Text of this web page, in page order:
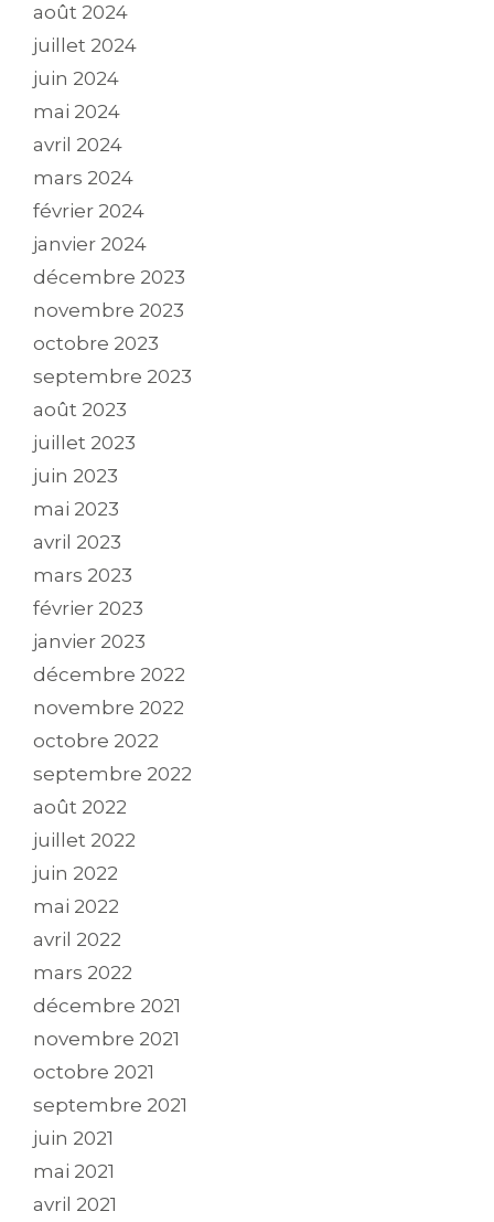
août 2024
juillet 2024
juin 2024
mai 2024
avril 2024
mars 2024
février 2024
janvier 2024
décembre 2023
novembre 2023
octobre 2023
septembre 2023
août 2023
juillet 2023
juin 2023
mai 2023
avril 2023
mars 2023
février 2023
janvier 2023
décembre 2022
novembre 2022
octobre 2022
septembre 2022
août 2022
juillet 2022
juin 2022
mai 2022
avril 2022
mars 2022
décembre 2021
novembre 2021
octobre 2021
septembre 2021
juin 2021
mai 2021
avril 2021